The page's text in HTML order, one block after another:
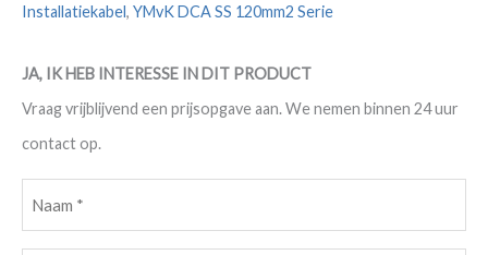
Installatiekabel, YMvK DCA SS 120mm2 Serie
JA, IK HEB INTERESSE IN DIT PRODUCT
Vraag vrijblijvend een prijsopgave aan. We nemen binnen 24 uur
contact op.
(Vereist)